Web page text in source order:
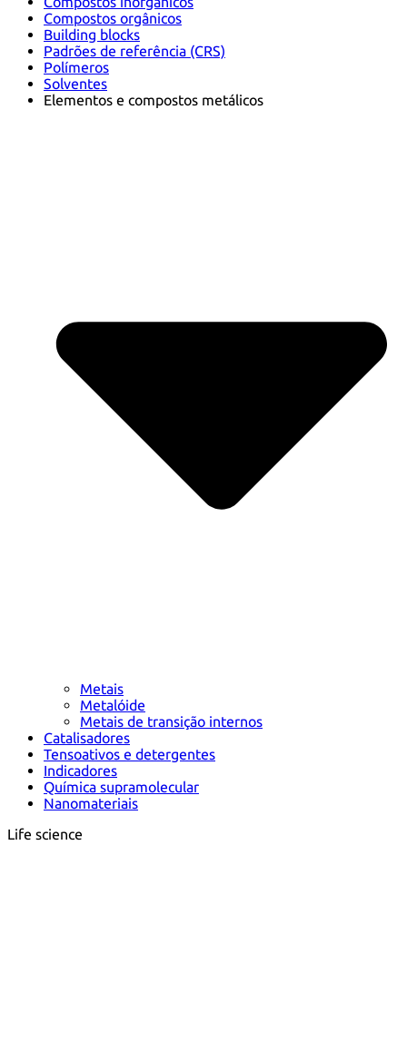
Compostos orgânicos
Building blocks
Padrões de referência (CRS)
Polímeros
Solventes
Elementos e compostos metálicos
Metais
Metalóide
Metais de transição internos
Catalisadores
Tensoativos e detergentes
Indicadores
Química supramolecular
Nanomateriais
Life science